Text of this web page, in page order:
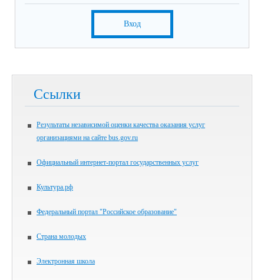
Вход
Ссылки
Результаты независимой оценки качества оказания услуг
организациями на сайте bus.gov.ru
Официальный интернет-портал государственных услуг
Культура.рф
Федеральный портал "Российское образование"
Страна молодых
Электронная школа